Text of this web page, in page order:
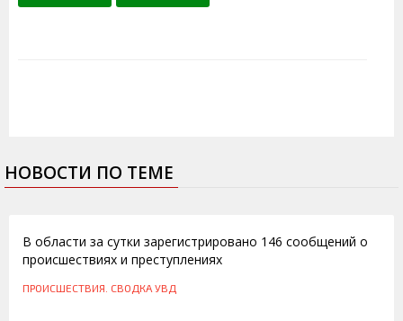
НОВОСТИ ПО ТЕМЕ
В области за сутки зарегистрировано 146 сообщений о
происшествиях и преступлениях
ПРОИСШЕСТВИЯ. СВОДКА УВД